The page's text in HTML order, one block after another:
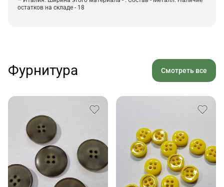
остатков на складе - 18
Фурнитура Смотреть все